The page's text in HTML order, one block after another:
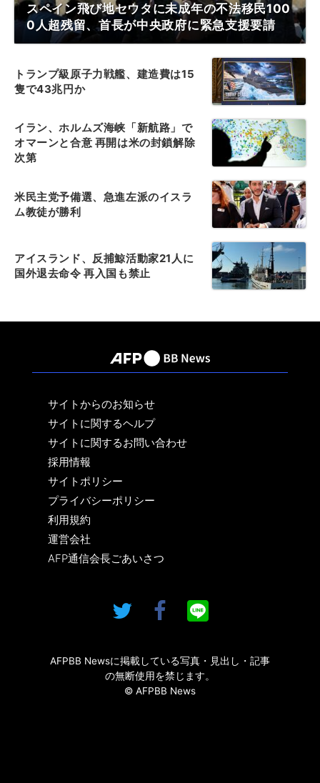
スペイン飛び地セウタに未成年の不法移民100
0人超残留、首長が中央政府に緊急支援要請
トランプ級原子力戦艦、建造費は15
隻で43兆円か
イラン、ホルムズ海峡「新航路」で
オマーンと合意 再開は米の封鎖解除
次第
米民主党予備選、急進左派のイスラ
ム教徒が勝利
アイスランド、反捕鯨活動家21人に
国外退去命令 再入国も禁止
サイトからのお知らせ
サイトに関するヘルプ
サイトに関するお問い合わせ
採用情報
サイトポリシー
プライバシーポリシー
利用規約
運営会社
AFP通信会長ごあいさつ
AFPBB Newsに掲載している写真・見出し・記事
の無断使用を禁じます。
© AFPBB News